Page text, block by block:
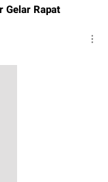
Gelar Rapat